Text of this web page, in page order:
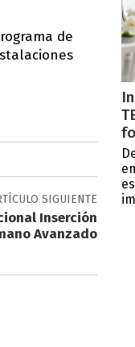
de
SIGUIENTE
Inserción
Avanzado